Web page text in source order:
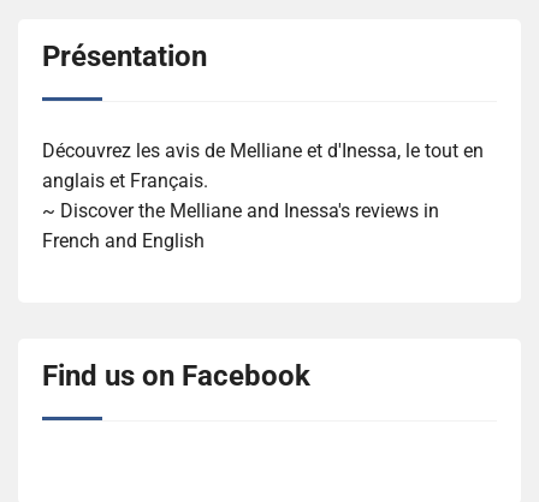
Présentation
Découvrez les avis de Melliane et d'Inessa, le tout en
anglais et Français.
~ Discover the Melliane and Inessa's reviews in
French and English
Find us on Facebook